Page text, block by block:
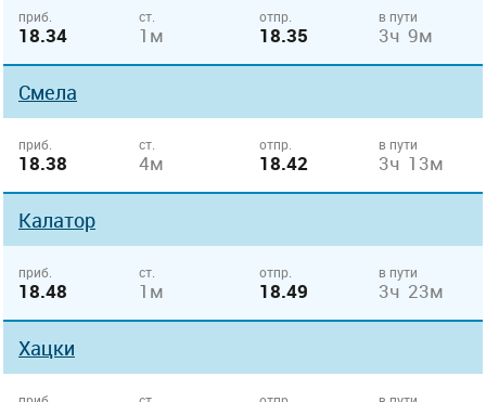
приб.
18.34
ст.
1м
отпр.
18.35
в пути
3ч 9м
Смела
приб.
18.38
ст.
4м
отпр.
18.42
в пути
3ч 13м
Калатор
приб.
18.48
ст.
1м
отпр.
18.49
в пути
3ч 23м
Хацки